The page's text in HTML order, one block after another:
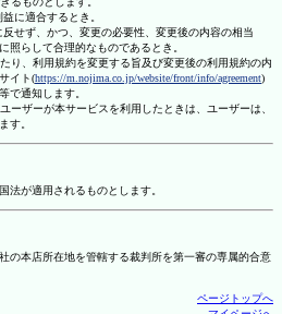
に適合するとき。
せず、かつ、変更の必要性、変更後の内容の相当
照らして合理的なものであるとき。
り、利用規約を変更する旨及び変更後の利用規約の内
イト(https://m.nojima.co.jp/website/front/info/agreement)
で通知します。
ーザーが本サービスを利用したときは、ユーザーは、
す。
法が適用されるものとします。
の本店所在地を管轄する裁判所を第一審の専属的合意
ページトップへ